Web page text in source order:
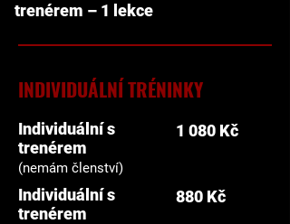
trenérem – 1 lekce
INDIVIDUÁLNÍ TRÉNINKY
Individuální s
trenérem
(nemám členství)
1 080 Kč
Individuální s
trenérem
880 Kč